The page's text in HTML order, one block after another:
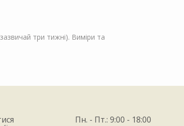
три тижні). Виміри та
Пн. - Пт.: 9:00 - 18:00